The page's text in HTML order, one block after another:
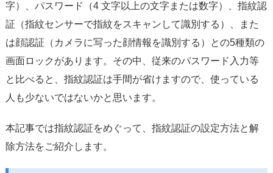
サポート
言語選択
字）、パスワード（4 文字以上の文字または数字）、指紋認
証（指紋センサーで指紋をスキャンして識別する）、また
は顔認証（カメラに写った顔情報を識別する）との5種類の
画面ロックがあります。その中、従来のパスワード入力等
と比べると、指紋認証は手間が省けますので、使っている
人も少ないではないかと思います。
本記事では指紋認証をめぐって、指紋認証の設定方法と解
除方法をご紹介します。